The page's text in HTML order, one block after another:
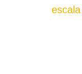
escala